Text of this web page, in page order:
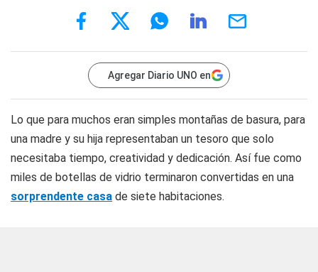
Agregar Diario UNO en
Lo que para muchos eran simples montañas de basura, para
una madre y su hija representaban un tesoro que solo
necesitaba tiempo, creatividad y dedicación. Así fue como
miles de botellas de vidrio terminaron convertidas en una
sorprendente casa de siete habitaciones.